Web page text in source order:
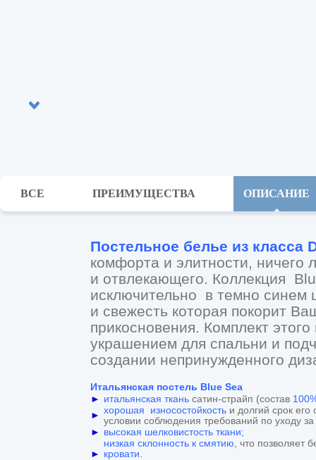
ВСЕ ПРЕИМУЩЕСТВА ОПИСАНИЕ
Постельное белье из класса
комфорта и элитности, ничего
и отвлекающего. Коллекция
исключительно в темно синем
и свежесть которая покорит
прикосновения. Комплект
украшением для спальни и
создании непринужденного
Итальянская постель Blue Sea
► итальянская ткань сатин-страйп (состав
► хорошая износостойкостьи долгий срок его
условии соблюдения требований по уходу
► высокая шелковистость ткани;
►
низкая склонность к смятию , что позволяет
кровати.